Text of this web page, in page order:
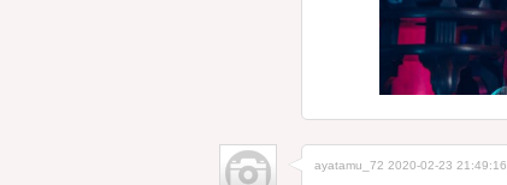
ayatamu_72 2020-02-23 21:49:16